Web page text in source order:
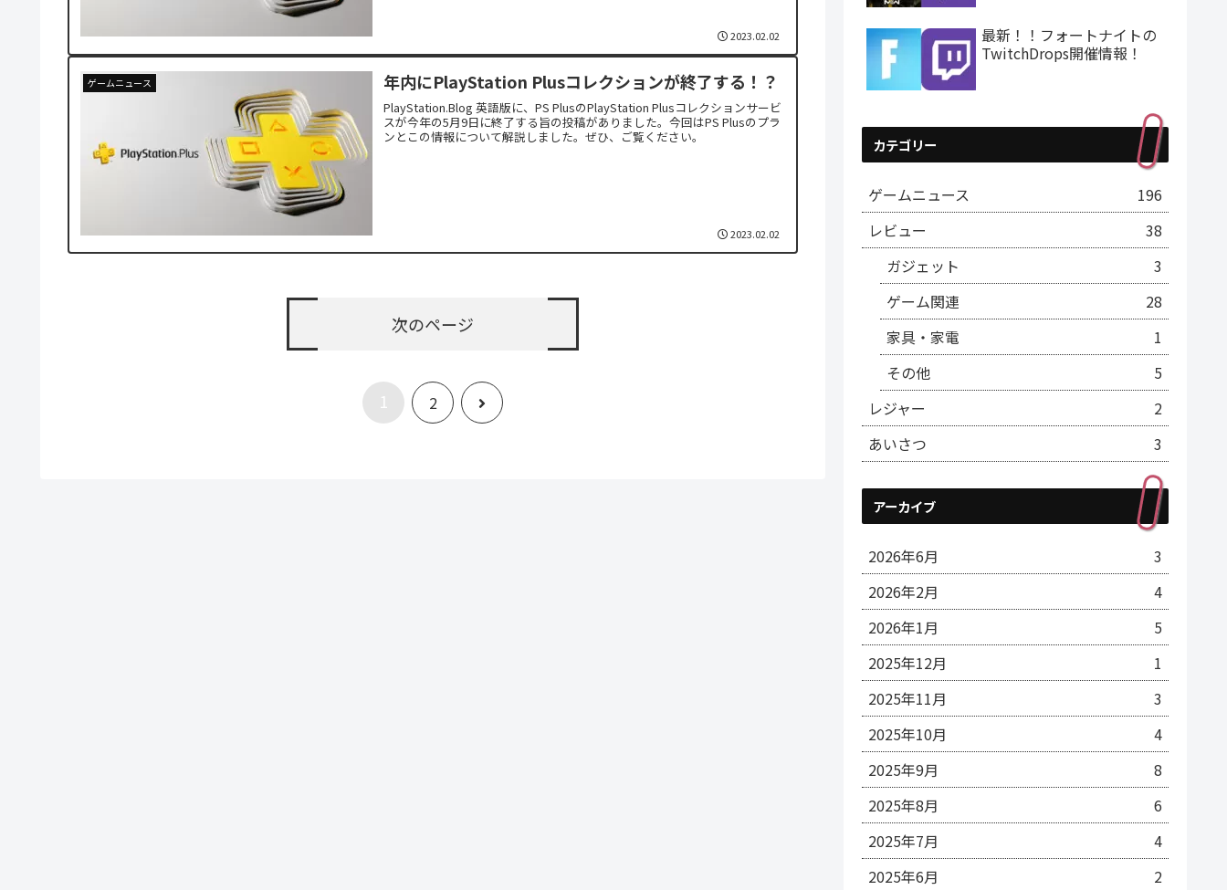
2023.02.02
ゲームニュース 年内にPlayStation Plusコレクションが終了する！？
PlayStation.Blog 英語版に、PS PlusのPlayStation Plusコレクションサービ
スが今年の5月9日に終了する旨の投稿がありました。今回はPS Plusのプラ
ンとこの情報について解説しました。ぜひ、ご覧ください。
2023.02.02
次のページ
1 2
次
最新！！フォートナイトの
TwitchDrops開催情報！
カテゴリー
ゲームニュース
196
レビュー
38
ガジェット
3
ゲーム関連
28
家具・家電
1
その他
5
レジャー
2
あいさつ
3
アーカイブ
2026年6月
3
2026年2月
4
2026年1月
5
2025年12月
1
2025年11月
3
2025年10月
4
2025年9月
8
2025年8月
6
2025年7月
4
2025年6月
2